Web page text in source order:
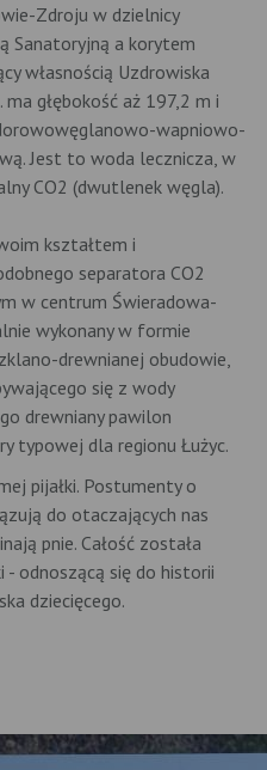
Zdroju w dzielnicy
Sanatoryjną a korytem
własnością Uzdrowiska
głębokość aż 197,2 m i
wapniowo-
Jest to woda lecznicza, w
CO2 (dwutlenek węgla).
kształtem i
separatora CO2
w centrum Świeradowa-
wykonany w formie
drewnianej obudowie,
się z wody
drewniany pawilon
typowej dla regionu Łużyc.
pijałki. Postumenty o
do otaczających nas
pnie. Całość została
odnoszącą się do historii
dziecięcego.